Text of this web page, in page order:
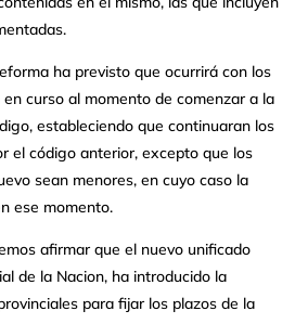
ha previsto que ocurrirá con los
curso al momento de comenzar a la
estableciendo que continuaran los
el código anterior, excepto que los
sean menores, en cuyo caso la
ese momento.
afirmar que el nuevo unificado
de la Nacion, ha introducido la
para fijar los plazos de la